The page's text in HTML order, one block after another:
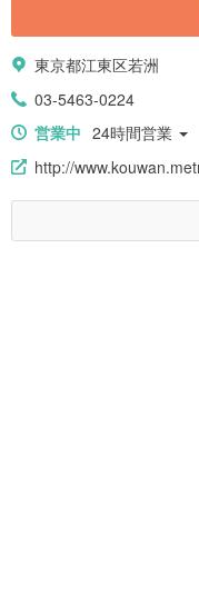
東京都江東区若洲
03-5463-0224
営業中 24時間営業
http://